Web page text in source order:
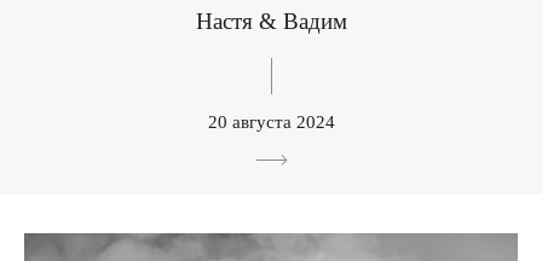
Настя & Вадим
20 августа 2024